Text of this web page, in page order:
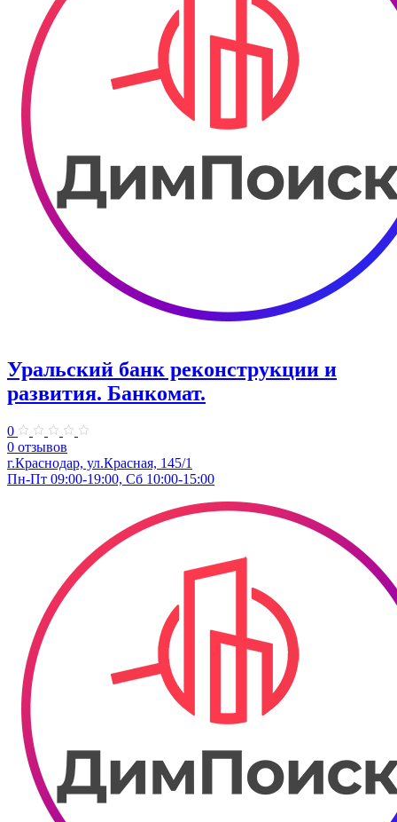
Уральский банк реконструкции и
развития. Банкомат.
0
0 отзывов
г.Краснодар, ул.Красная, 145/1
Пн-Пт 09:00-19:00, Сб 10:00-15:00